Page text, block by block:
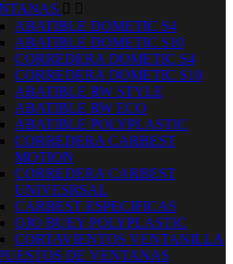
 
ABATIBLE DOMETIC S4
ABATIBLE DOMETIC S10
CORREDERA DOMETIC S4
CORREDERA DOMETIC S10
ABATIBLE RW STYLE
ABATIBLE RW ECO
ABATIBLE POLYPLASTIC
CORREDERA CARBEST
MOTION
CORREDERA CARBEST
UNIVESRSAL
CARBEST ESPECIFICAS
OJO BUEY POLYPLASTIC
CORTAVIENTOS VENTANILLA
DE VENTANAS